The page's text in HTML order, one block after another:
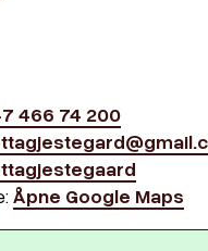
466 74 200
Åpne Google Maps